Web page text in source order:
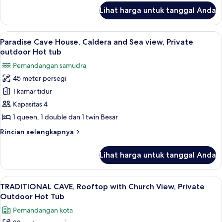
Sunset
view
Helios
Cave
House,
Panoramic
City
and
Sunset
view
Lihat harga untuk tanggal Anda
Lihat
semua
untuk
Paradise
Cave
House,
Caldera
and
Sea
Private
outdoor
Hot
tub
30
Paradise Cave House, Caldera and Sea view, Private
outdoor Hot tub
Pemandangan samudra
45 meter persegi
1 kamar tidur
Kapasitas 4
1 queen, 1 double dan 1 twin Besar
Rincian selengkapnya
Rincian
Paradise
Cave
House,
Caldera
Sea
Lihat harga untuk tanggal Anda
Lihat
semua
foto
untuk
40
TRADITIONAL CAVE, Rooftop with Church View, Private
Outdoor Hot Tub
Pemandangan kota